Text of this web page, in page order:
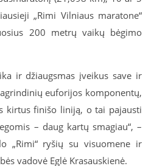
„Rimi Vilniaus maratone“
200 metrų vaikų bėgimo
ir džiaugsmas įveikus save ir
euforijos komponentų,
kirtus finišo liniją, o tai pajausti
– daug kartų smagiau“, –
„Rimi“ ryšių su visuomene ir
vadovė Eglė Krasauskienė.